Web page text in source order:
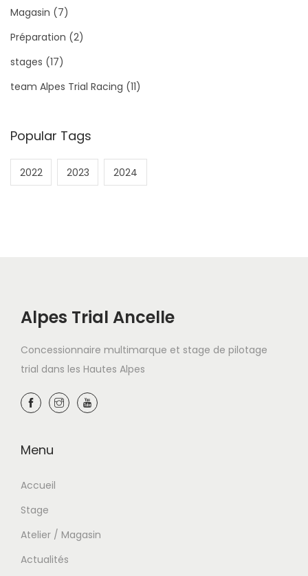
Magasin (7)
Préparation (2)
stages (17)
team Alpes Trial Racing (11)
Popular Tags
2022 2023 2024
Alpes Trial Ancelle
Concessionnaire multimarque et stage de pilotage
trial dans les Hautes Alpes
Menu
Accueil
Stage
Atelier / Magasin
Actualités